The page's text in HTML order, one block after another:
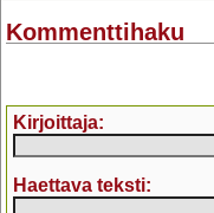
Kommenttihaku
Kirjoittaja:
Haettava teksti: